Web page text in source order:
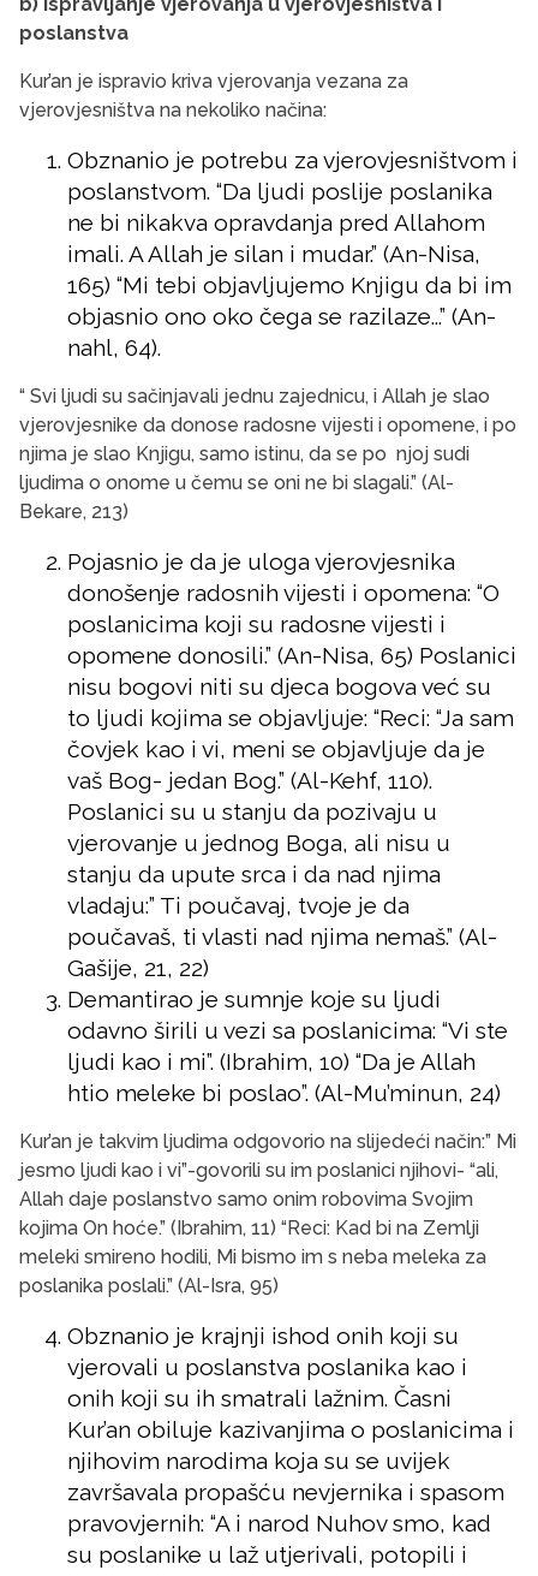
b) Ispravljanje vjerovanja u vjerovjesništva i
poslanstva
Kur’an je ispravio kriva vjerovanja vezana za
vjerovjesništva na nekoliko načina:
Obznanio je potrebu za vjerovjesništvom i
poslanstvom. “Da ljudi poslije poslanika
ne bi nikakva opravdanja pred Allahom
imali. A Allah je silan i mudar.” (An-Nisa,
165) “Mi tebi objavljujemo Knjigu da bi im
objasnio ono oko čega se razilaze...” (An-
nahl, 64).
“ Svi ljudi su sačinjavali jednu zajednicu, i Allah je slao
vjerovjesnike da donose radosne vijesti i opomene, i po
njima je slao Knjigu, samo istinu, da se po njoj sudi
ljudima o onome u čemu se oni ne bi slagali.” (Al-
Bekare, 213)
Pojasnio je da je uloga vjerovjesnika
donošenje radosnih vijesti i opomena: “O
poslanicima koji su radosne vijesti i
opomene donosili.” (An-Nisa, 65) Poslanici
nisu bogovi niti su djeca bogova već su
to ljudi kojima se objavljuje: “Reci: “Ja sam
čovjek kao i vi, meni se objavljuje da je
vaš Bog- jedan Bog.” (Al-Kehf, 110).
Poslanici su u stanju da pozivaju u
vjerovanje u jednog Boga, ali nisu u
stanju da upute srca i da nad njima
vladaju:” Ti poučavaj, tvoje je da
poučavaš, ti vlasti nad njima nemaš.” (Al-
Gašije, 21, 22)
Demantirao je sumnje koje su ljudi
odavno širili u vezi sa poslanicima: “Vi ste
ljudi kao i mi”. (Ibrahim, 10) “Da je Allah
htio meleke bi poslao”. (Al-Mu’minun, 24)
Kur’an je takvim ljudima odgovorio na slijedeći način:” Mi
jesmo ljudi kao i vi”-govorili su im poslanici njihovi- “ali,
Allah daje poslanstvo samo onim robovima Svojim
kojima On hoće.” (Ibrahim, 11) “Reci: Kad bi na Zemlji
meleki smireno hodili, Mi bismo im s neba meleka za
poslanika poslali.” (Al-Isra, 95)
Obznanio je krajnji ishod onih koji su
vjerovali u poslanstva poslanika kao i
onih koji su ih smatrali lažnim. Časni
Kur’an obiluje kazivanjima o poslanicima i
njihovim narodima koja su se uvijek
završavala propašću nevjernika i spasom
pravovjernih: “A i narod Nuhov smo, kad
su poslanike u laž utjerivali, potopili i